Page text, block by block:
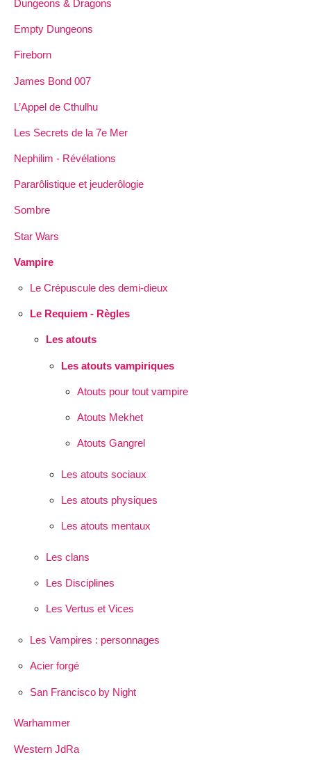
Dungeons & Dragons
Empty Dungeons
Fireborn
James Bond 007
L’Appel de Cthulhu
Les Secrets de la 7e Mer
Nephilim - Révélations
Pararôlistique et jeuderôlogie
Sombre
Star Wars
Vampire
Le Crépuscule des demi-dieux
Le Requiem - Règles
Les atouts
Les atouts vampiriques
Atouts pour tout vampire
Atouts Mekhet
Atouts Gangrel
Les atouts sociaux
Les atouts physiques
Les atouts mentaux
Les clans
Les Disciplines
Les Vertus et Vices
Les Vampires : personnages
Acier forgé
San Francisco by Night
Warhammer
Western JdRa